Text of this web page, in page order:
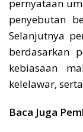
pernyataan
penyebutan
Selanjutnya
berdasarkan
kebiasaan
kelelawar,
Baca Juga